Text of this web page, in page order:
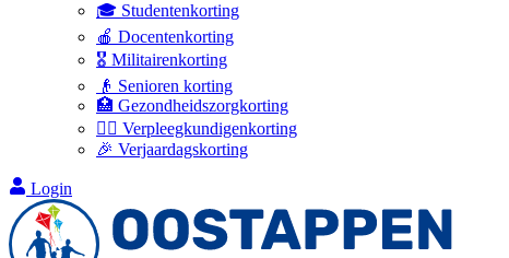
🎓 Studentenkorting
🍎 Docentenkorting
🎖️ Militairenkorting
👴 Senioren korting
🏥 Gezondheidszorgkorting
👩‍⚕️ Verpleegkundigenkorting
🎉 Verjaardagskorting
Login